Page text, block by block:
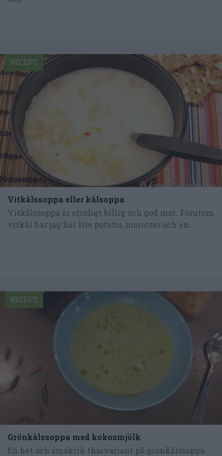
Vitkålssoppa eller kålsoppa
Vitkålssoppa är otroligt billig och god mat. Förutom
vitkål har jag här lite potatis, morötter och en...
RECEPT
Grönkålssoppa med kokosmjölk
En het och smakrik thaivariant på grönkålssoppa
RECEPT